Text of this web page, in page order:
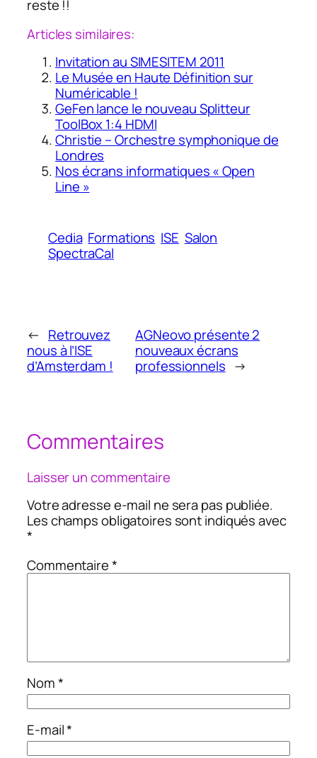
reste !!
Articles similaires:
Invitation au SIMESITEM 2011
Le Musée en Haute Définition sur
Numéricable !
GeFen lance le nouveau Splitteur
ToolBox 1:4 HDMI
Christie – Orchestre symphonique de
Londres
Nos écrans informatiques « Open
Line »
Cedia Formations ISE Salon
SpectraCal
← Retrouvez
nous à l’ISE
d’Amsterdam !
AGNeovo présente 2
nouveaux écrans
professionnels →
Commentaires
Laisser un commentaire
Votre adresse e-mail ne sera pas publiée.
Les champs obligatoires sont indiqués avec
*
Commentaire*
Nom*
E-mail*